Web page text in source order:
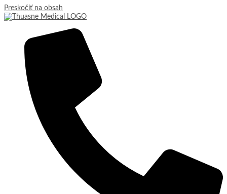
Preskočiť na obsah